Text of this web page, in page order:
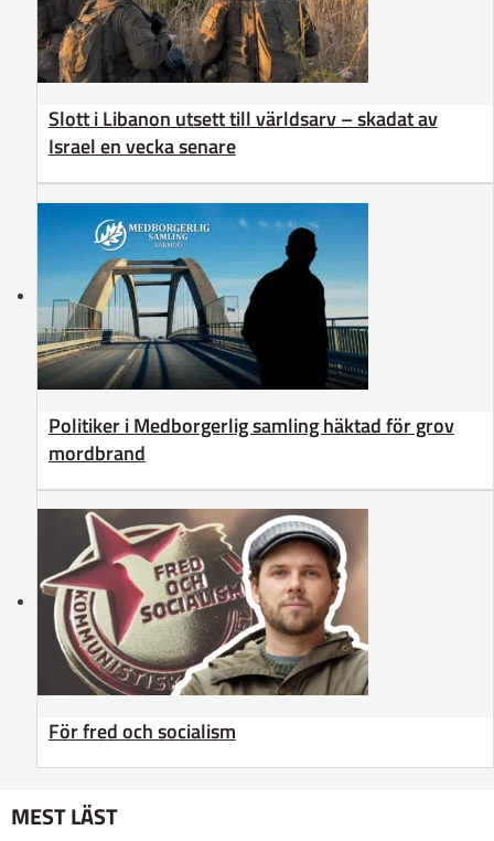
Slott i Libanon utsett till världsarv – skadat av
Israel en vecka senare
Politiker i Medborgerlig samling häktad för grov
mordbrand
För fred och socialism
MEST LÄST